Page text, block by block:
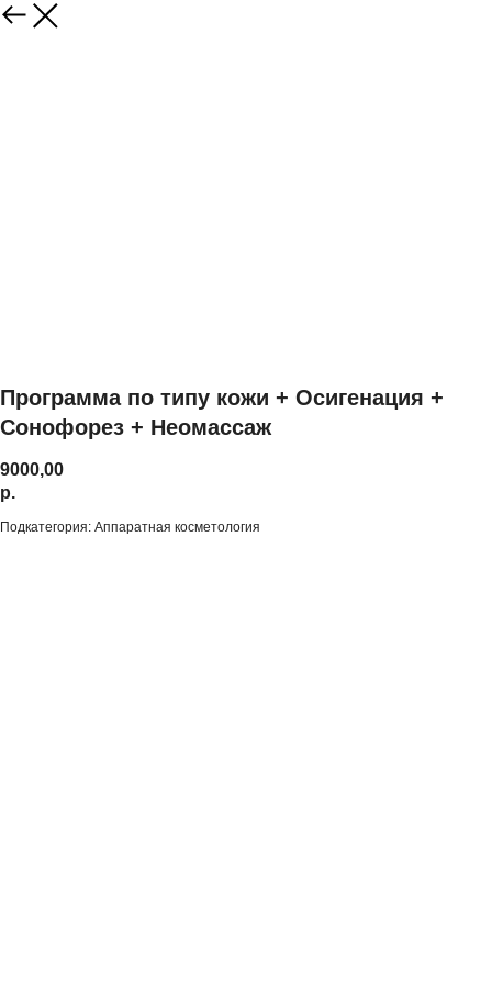
Программа по типу кожи + Осигенация +
Сонофорез + Неомассаж
9000,00
р.
Подкатегория: Аппаратная косметология